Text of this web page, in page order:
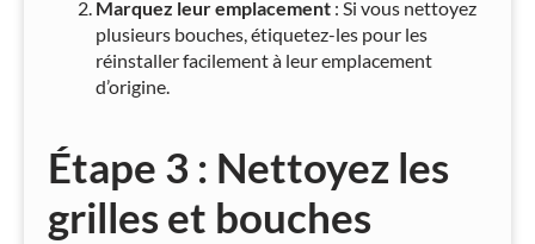
Marquez leur emplacement : Si vous nettoyez
plusieurs bouches, étiquetez-les pour les
réinstaller facilement à leur emplacement
d’origine.
Étape 3 : Nettoyez les
grilles et bouches